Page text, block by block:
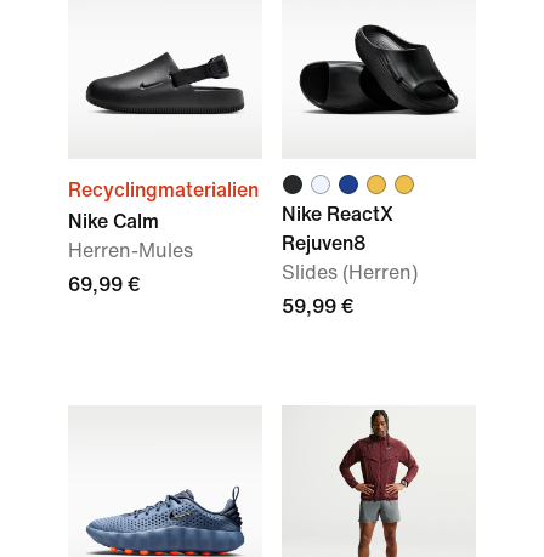
Recyclingmaterialien
Nike Calm
Herren-Mules
69,99 €
Nike ReactX
Rejuven8
Slides (Herren)
59,99 €